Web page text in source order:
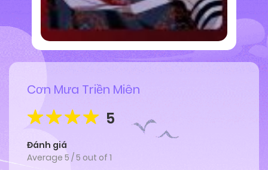
Cơn Mưa Triền Miên
5
Đánh giá
Average 5 /5 out of 1